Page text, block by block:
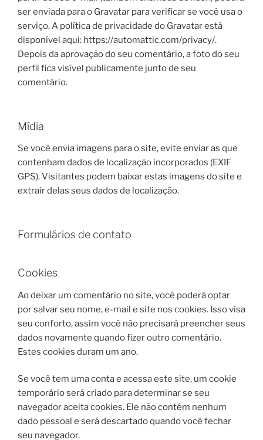
ser enviada para o Gravatar para verificar se você usa o
serviço. A política de privacidade do Gravatar está
disponível aqui: https://automattic.com/privacy/.
Depois da aprovação do seu comentário, a foto do seu
perfil fica visível publicamente junto de seu
comentário.
Mídia
Se você envia imagens para o site, evite enviar as que
contenham dados de localização incorporados (EXIF
GPS). Visitantes podem baixar estas imagens do site e
extrair delas seus dados de localização.
Formulários de contato
Cookies
Ao deixar um comentário no site, você poderá optar
por salvar seu nome, e-mail e site nos cookies. Isso visa
seu conforto, assim você não precisará preencher seus
dados novamente quando fizer outro comentário.
Estes cookies duram um ano.
Se você tem uma conta e acessa este site, um cookie
temporário será criado para determinar se seu
navegador aceita cookies. Ele não contém nenhum
dado pessoal e será descartado quando você fechar
seu navegador.